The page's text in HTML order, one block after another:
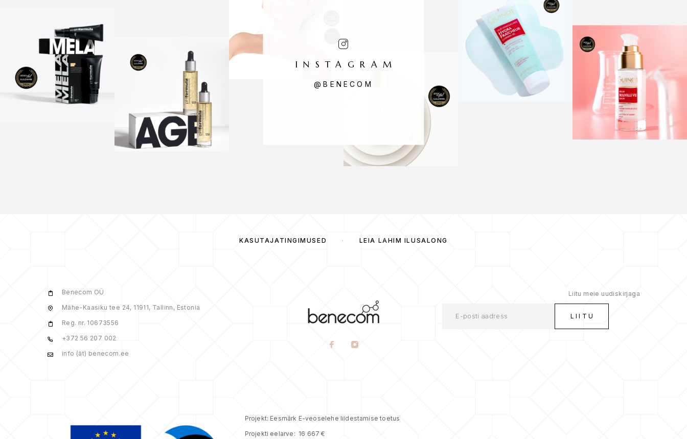
INSTAGRAM
@BENECOM
KASUTAJATINGIMUSED LEIA LÄHIM ILUSALONG
Benecom OÜ
Mähe-Kaasiku tee 24, 11911, Tallinn, Estonia
Reg. nr. 10673556
+372 56 207 002
info (ät) benecom.ee
Liitu meie uudiskirjaga
Projekt: Eesmärk E-veoselehe liidestamise toetus
Projekti eelarve: 16 667 €